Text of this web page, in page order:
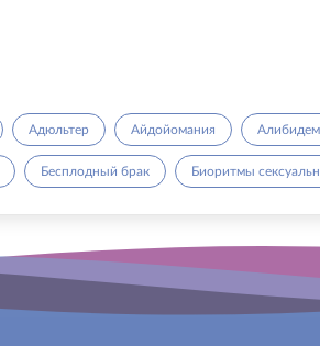
Адюльтер Айдойомания
Бесплодный брак Биоритмы